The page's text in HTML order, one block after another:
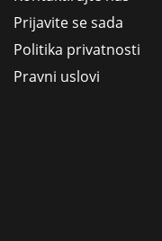
Prijavite se sada
Politika privatnosti
Pravni uslovi